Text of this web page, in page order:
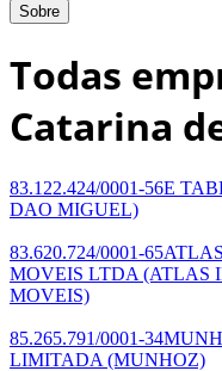
Sobre
Todas
Catarina
83.122.424/0001-56E
DAO MIGUEL)
83.620.724/0001-65
MOVEIS LTDA (ATLAS
MOVEIS)
85.265.791/0001-34
LIMITADA (MUNHOZ)